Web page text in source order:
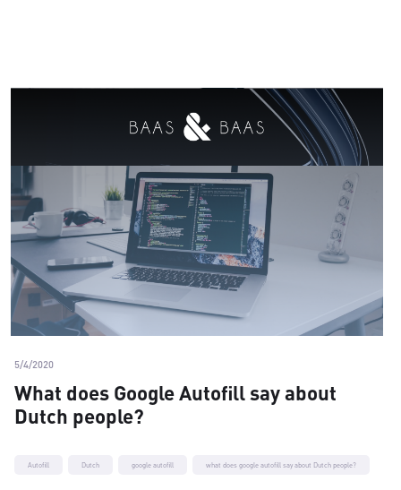
Autofill Dutch google autofill what does google autofill say about Dutch people?
5/4/2020
What does Google Autofill say about
Dutch people?